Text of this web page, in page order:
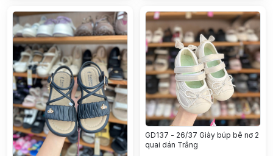
GD137 - 26/37 Giày búp bê nơ 2
quai dán Trắng